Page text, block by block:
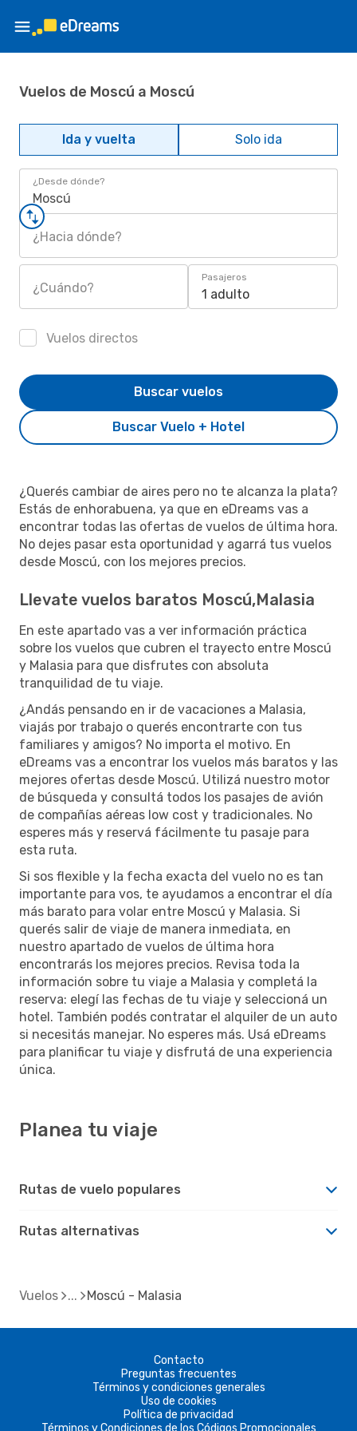
Vuelos de Moscú a Moscú
Ida y vuelta Solo ida
¿Desde dónde?
Moscú
¿Hacia dónde?
¿Cuándo?
Pasajeros
1 adulto
Vuelos directos
Buscar Vuelo + Hotel
Buscar vuelos
¿Querés cambiar de aires pero no te alcanza la plata?
Estás de enhorabuena, ya que en eDreams vas a
encontrar todas las ofertas de vuelos de última hora.
No dejes pasar esta oportunidad y agarrá tus vuelos
desde Moscú, con los mejores precios.
Llevate vuelos baratos Moscú,Malasia
En este apartado vas a ver información práctica
sobre los vuelos que cubren el trayecto entre Moscú
y Malasia para que disfrutes con absoluta
tranquilidad de tu viaje.
¿Andás pensando en ir de vacaciones a Malasia,
viajás por trabajo o querés encontrarte con tus
familiares y amigos? No importa el motivo. En
eDreams vas a encontrar los vuelos más baratos y las
mejores ofertas desde Moscú. Utilizá nuestro motor
de búsqueda y consultá todos los pasajes de avión
de compañías aéreas low cost y tradicionales. No
esperes más y reservá fácilmente tu pasaje para
esta ruta.
Si sos flexible y la fecha exacta del vuelo no es tan
importante para vos, te ayudamos a encontrar el día
más barato para volar entre Moscú y Malasia. Si
querés salir de viaje de manera inmediata, en
nuestro apartado de vuelos de última hora
encontrarás los mejores precios. Revisa toda la
información sobre tu viaje a Malasia y completá la
reserva: elegí las fechas de tu viaje y seleccioná un
hotel. También podés contratar el alquiler de un auto
si necesitás manejar. No esperes más. Usá eDreams
para planificar tu viaje y disfrutá de una experiencia
única.
Planea tu viaje
Rutas de vuelo populares
Rutas alternativas
Vuelos Moscú - Malasia
Contacto
Preguntas frecuentes
Términos y condiciones generales
Uso de cookies
Política de privacidad
Términos y Condiciones de los Códigos Promocionales